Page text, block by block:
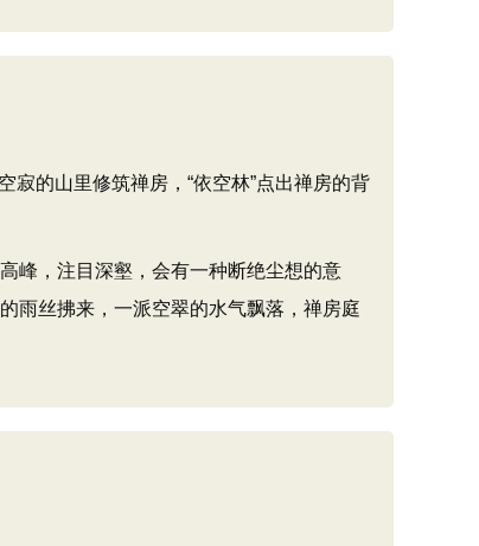
的山里修筑禅房，“依空林”点出禅房的背
峰，注目深壑，会有一种断绝尘想的意
雨丝拂来，一派空翠的水气飘落，禅房庭